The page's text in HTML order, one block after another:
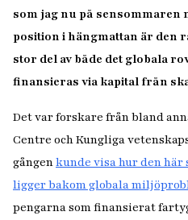
som jag nu på
position i hängmattan är den
stor del av både det globala
finansieras via kapital från
Det var forskare från bland
Centre och Kungliga
gångenkunde visa hur den
ligger bakom globala
pengarna som finansierat